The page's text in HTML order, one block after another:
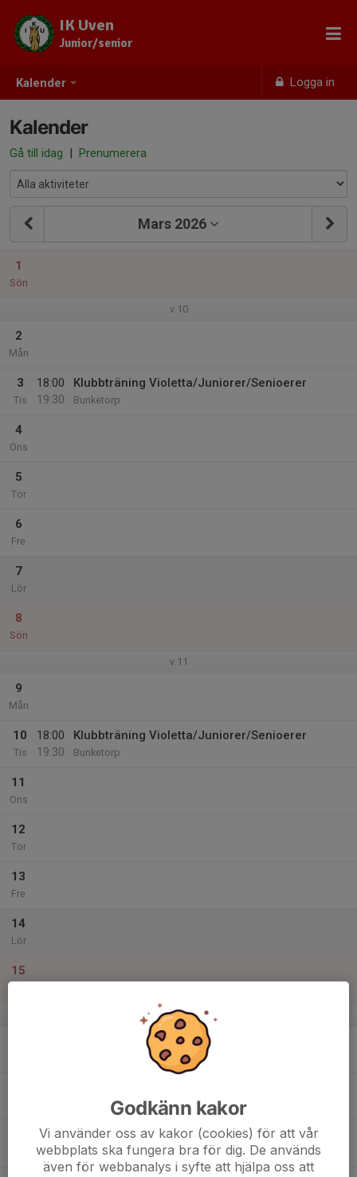
Kalender Logga in
IK Uven
Junior/senior
Kalender
Gå till idag | Prenumerera
Mars 2026
1
Sön
v.10
2
Mån
3
Tis
18:00
19:30
Klubbträning Violetta/Juniorer/Senioerer
Bunketorp
4
Ons
5
Tor
6
Fre
7
Lör
8
Sön
v.11
9
Mån
10
Tis
18:00
19:30
Klubbträning Violetta/Juniorer/Senioerer
Bunketorp
11
Ons
12
Tor
13
Fre
14
Lör
15
v.12
SkånhällaGodkänn kakor
Vi använder oss av kakor (cookies) för att vår
webbplats ska fungera bra för dig. De används
även för webbanalys i syfte att hjälpa oss att